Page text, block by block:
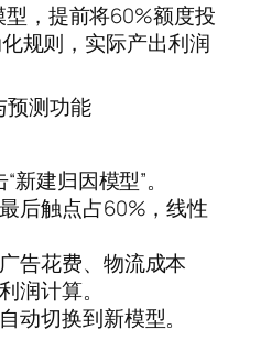
型，提前将60%额度投
规则，实际产出利润
预测功能
新建归因模型”。
后触点占60%，线性
告花费、物流成本
润计算。
动切换到新模型。